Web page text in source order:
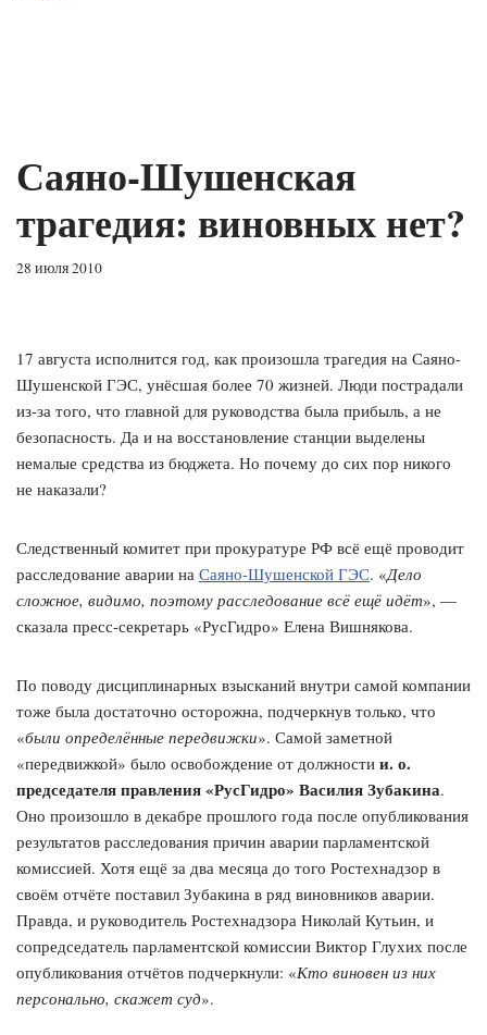
Саяно-Шушенская
трагедия: виновных нет?
28 июля 2010
17 августа исполнится год, как произошла трагедия на Саяно-
Шушенской ГЭС, унёсшая более 70 жизней. Люди пострадали
из-за того, что главной для руководства была прибыль, а не
безопасность. Да и на восстановление станции выделены
немалые средства из бюджета. Но почему до сих пор никого
не наказали?
Следственный комитет при прокуратуре РФ всё ещё проводит
расследование аварии на Саяно-Шушенской ГЭС. «Дело
сложное, видимо, поэтому расследование всё ещё идёт», —
сказала пресс-секретарь «РусГидро» Елена Вишнякова.
По поводу дисциплинарных взысканий внутри самой компании
тоже была достаточно осторожна, подчеркнув только, что
«были определённые передвижки». Самой заметной
«передвижкой» было освобождение от должности и. о.
председателя правления «РусГидро» Василия Зубакина.
Оно произошло в декабре прошлого года после опубликования
результатов расследования причин аварии парламентской
комиссией. Хотя ещё за два месяца до того Ростехнадзор в
своём отчёте поставил Зубакина в ряд виновников аварии.
Правда, и руководитель Ростехнадзора Николай Кутьин, и
сопредседатель парламентской комиссии Виктор Глухих после
опубликования отчётов подчеркнули: «Кто виновен из них
персонально, скажет суд».